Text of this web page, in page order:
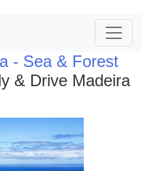
- Sea & Forest
& Drive Madeira